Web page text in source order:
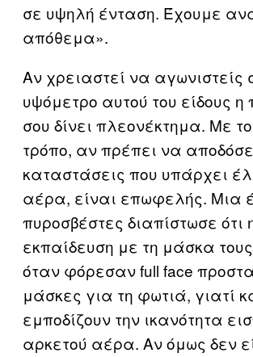
σε υψηλή ένταση. Έχουμε
απόθεμα».
Αν χρειαστεί να αγωνιστείς
υψόμετρο αυτού του είδους η
σου δίνει πλεονέκτημα. Με
τρόπο, αν πρέπει να
καταστάσεις που υπάρχει
αέρα, είναι επωφελής. Μια
πυροσβέστες διαπίστωσε ότι
εκπαίδευση με τη μάσκα
όταν φόρεσαν full face
μάσκες για τη φωτιά, γιατί
εμποδίζουν την ικανότητα
αρκετού αέρα. Αν όμως δεν